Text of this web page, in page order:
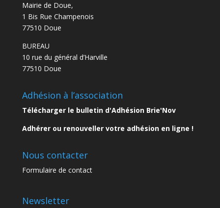
Mairie de Doue,
1 Bis Rue Champenois
77510 Doue
BUREAU
10 rue du général d’Harville
77510 Doue
Adhésion à l’association
Télécharger le bulletin d'Adhésion Brie'Nov
Adhérer ou renouveller votre adhésion en ligne !
Nous contacter
Formulaire de contact
Newsletter